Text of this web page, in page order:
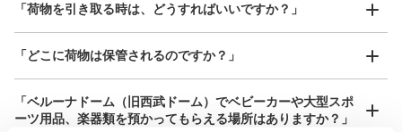
保管できる荷物数
小 :30
¥400
支払い方法
「荷物を引き取る時は、どうすればいいですか？」
「どこに荷物は保管されるのですか？」
「ベルーナドーム（旧西武ドーム）でベビーカーや大型スポ
ーツ用品、楽器類を預かってもらえる場所はありますか？」